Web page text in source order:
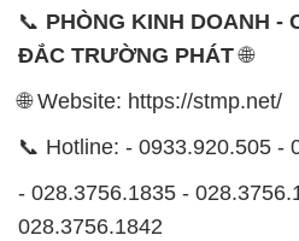
📞 PHÒNG KINH DOANH -
ĐẮC TRƯỜNG PHÁT🌐
🌐 Website: https://stmp.net/
📞 Hotline: - 0933.920.505 -
- 028.3756.1835 -
028.3756.1842